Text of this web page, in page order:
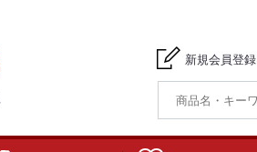
新規会員登録